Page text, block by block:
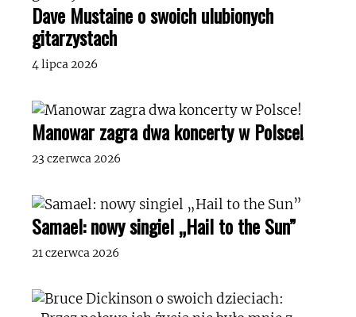
Dave Mustaine o swoich ulubionych
gitarzystach
4 lipca 2026
Manowar zagra dwa koncerty w Polsce!
23 czerwca 2026
Samael: nowy singiel „Hail to the Sun”
21 czerwca 2026